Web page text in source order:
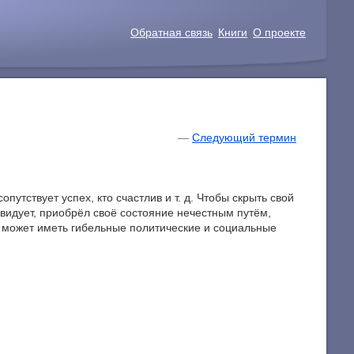
Обратная связь Книги О проекте
—Следующий термин
успех, кто счастлив и т. д. Чтобы скрыть свой
приобрёл своё состояние нечестным путём,
иметь гибельные политические и социальные